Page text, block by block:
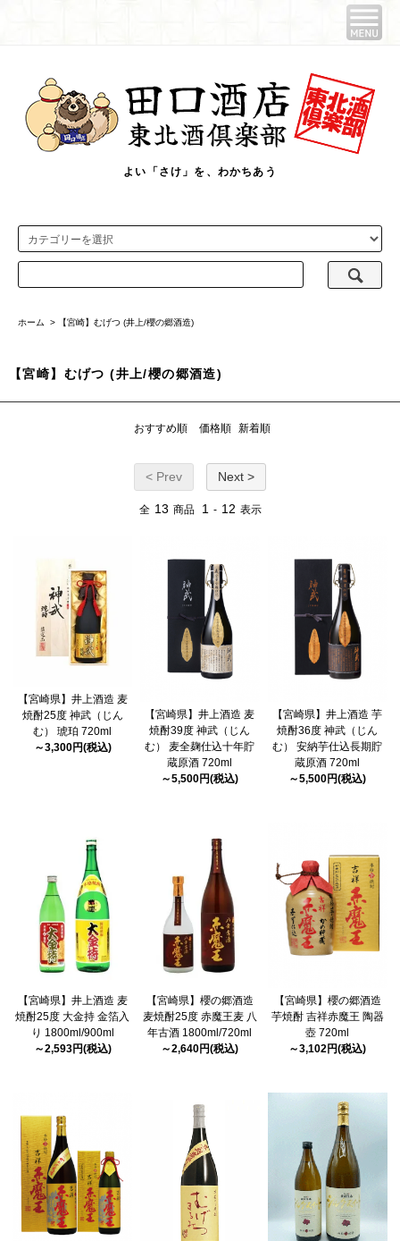
よい「さけ」を、わかちあう
ホーム > 【宮崎】むげつ (井上/櫻の郷酒造)
【宮崎】むげつ (井上/櫻の郷酒造)
おすすめ順 価格順 新着順
< Prev Next >
全 13 商品 1 - 12 表示
【宮崎県】井上酒造 麦
焼酎25度 神武（じん
む） 琥珀 720ml
～3,300円(税込)
【宮崎県】井上酒造 麦
焼酎39度 神武（じん
む） 麦全麹仕込十年貯
蔵原酒 720ml
～5,500円(税込)
【宮崎県】井上酒造 芋
焼酎36度 神武（じん
む） 安納芋仕込長期貯
蔵原酒 720ml
～5,500円(税込)
【宮崎県】井上酒造 麦
焼酎25度 大金持 金箔入
り 1800ml/900ml
～2,593円(税込)
【宮崎県】櫻の郷酒造
麦焼酎25度 赤魔王麦 八
年古酒 1800ml/720ml
～2,640円(税込)
【宮崎県】櫻の郷酒造
芋焼酎 吉祥赤魔王 陶器
壺 720ml
～3,102円(税込)